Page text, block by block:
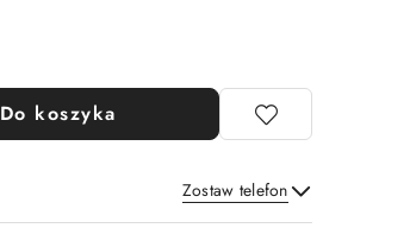
Do koszyka
Zostaw telefon
Wyślij